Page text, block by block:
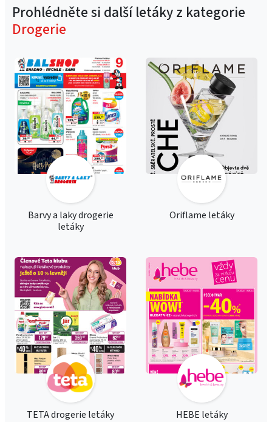
Prohlédněte si další letáky z kategorie
Drogerie
Barvy a laky drogerie
letáky
Oriflame letáky
TETA drogerie letáky HEBE letáky